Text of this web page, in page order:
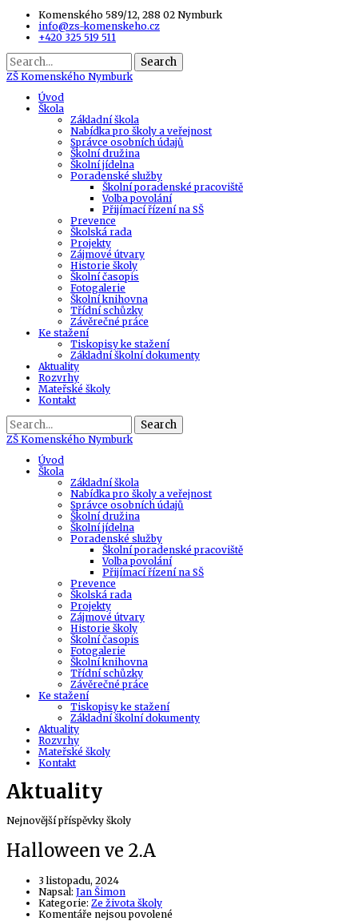
Komenského 589/12, 288 02 Nymburk
info@zs-komenskeho.cz
+420 325 519 511
Search
ZŠ Komenského Nymburk
Úvod
Škola
Základní škola
Nabídka pro školy a veřejnost
Správce osobních údajů
Školní družina
Školní jídelna
Poradenské služby
Školní poradenské pracoviště
Volba povolání
Přijímací řízení na SŠ
Prevence
Školská rada
Projekty
Zájmové útvary
Historie školy
Školní časopis
Fotogalerie
Školní knihovna
Třídní schůzky
Závěrečné práce
Ke stažení
Tiskopisy ke stažení
Základní školní dokumenty
Aktuality
Rozvrhy
Mateřské školy
Kontakt
Search
ZŠ Komenského Nymburk
Úvod
Škola
Základní škola
Nabídka pro školy a veřejnost
Správce osobních údajů
Školní družina
Školní jídelna
Poradenské služby
Školní poradenské pracoviště
Volba povolání
Přijímací řízení na SŠ
Prevence
Školská rada
Projekty
Zájmové útvary
Historie školy
Školní časopis
Fotogalerie
Školní knihovna
Třídní schůzky
Závěrečné práce
Ke stažení
Tiskopisy ke stažení
Základní školní dokumenty
Aktuality
Rozvrhy
Mateřské školy
Kontakt
Aktuality
Nejnovější příspěvky školy
Halloween ve 2.A
3 listopadu, 2024
Napsal: Author
Jan Šimon
Kategorie: Ze života školy
Komentáře nejsou povolené